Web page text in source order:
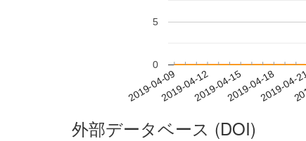
2019-04-092019-04-122019-04-152019-04-182019-04-
0
5
外部データベース (DOI)